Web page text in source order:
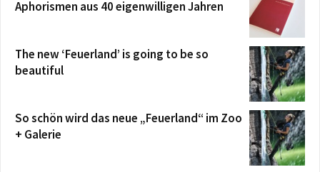
Aphorismen aus 40 eigenwilligen Jahren
The new ‘Feuerland’ is going to be so
beautiful
So schön wird das neue „Feuerland“ im Zoo
+ Galerie